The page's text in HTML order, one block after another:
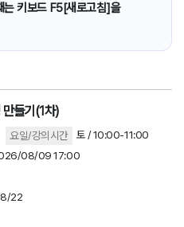
는 키보드 F5[새로고침]을
들기(1차)
토 / 10:00-11:00
08/09 17:00
22